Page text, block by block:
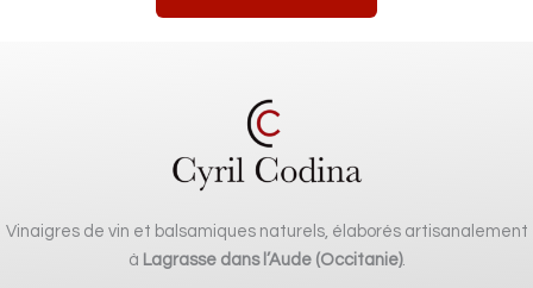
Vinaigres de vin et balsamiques naturels, élaborés artisanalement
à Lagrasse dans l’Aude (Occitanie).